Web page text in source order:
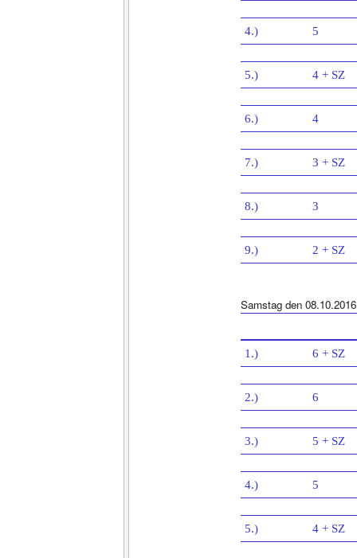
4.) 5
5.) 4 + SZ
6.) 4
7.) 3 + SZ
8.) 3
9.) 2 + SZ
Samstag den 08.10.2016
1.) 6 + SZ
2.) 6
3.) 5 + SZ
4.) 5
5.) 4 + SZ